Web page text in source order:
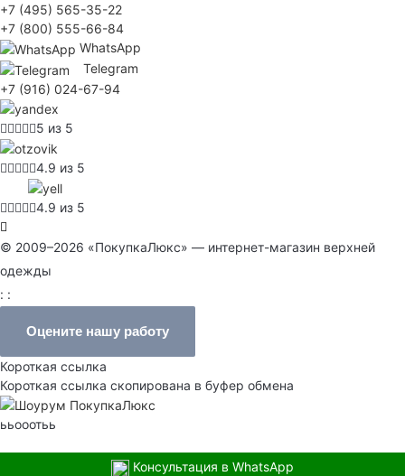
+7 (495) 565-35-22
+7 (800) 555-66-84
WhatsApp
Telegram
+7 (916) 024-67-94
5 из 5
4.9 из 5
4.9 из 5
© 2009–2026 «ПокупкаЛюкс» — интернет-магазин верхней
одежды
: :
Оцените нашу работу
Короткая ссылка
Короткая ссылка скопирована в буфер обмена
ььооотьь
Консультация в WhatsApp